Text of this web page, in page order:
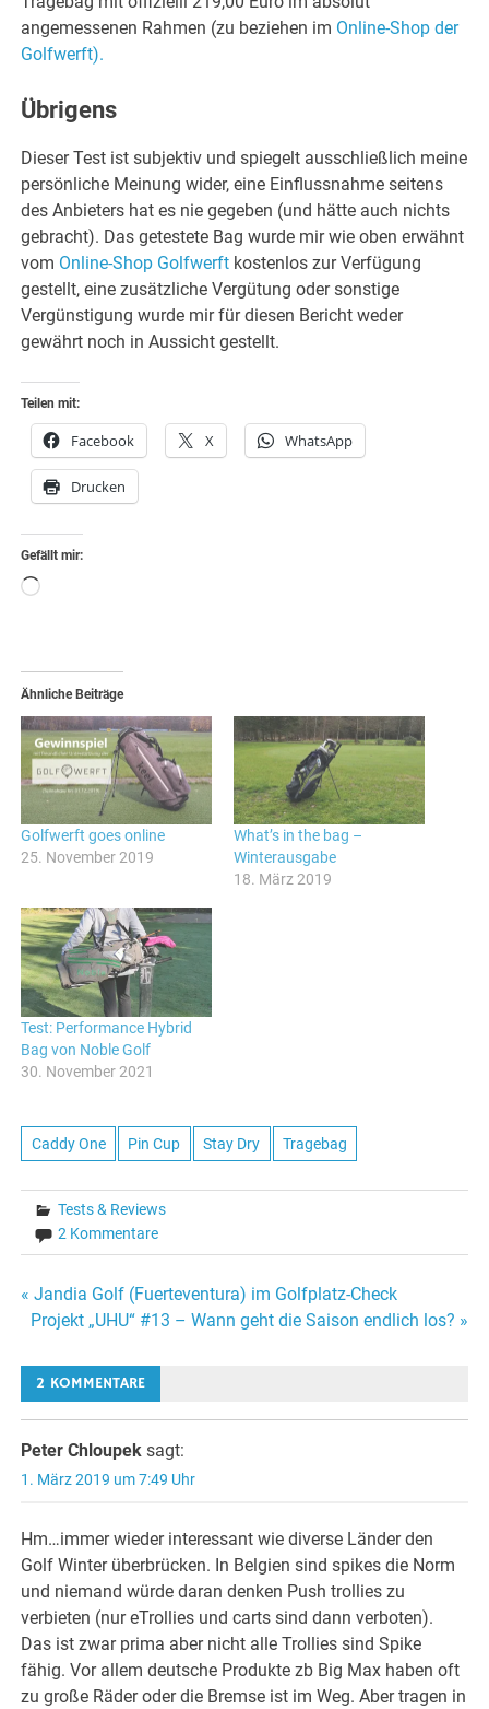
angemessenen Rahmen (zu beziehen im Online-Shop der
Golfwerft).
Übrigens
Dieser Test ist subjektiv und spiegelt ausschließlich meine
persönliche Meinung wider, eine Einflussnahme seitens
des Anbieters hat es nie gegeben (und hätte auch nichts
gebracht). Das getestete Bag wurde mir wie oben erwähnt
vom Online-Shop Golfwerft kostenlos zur Verfügung
gestellt, eine zusätzliche Vergütung oder sonstige
Vergünstigung wurde mir für diesen Bericht weder
gewährt noch in Aussicht gestellt.
Teilen mit:
Facebook X WhatsApp
Drucken
Gefällt mir:
Wird
Ähnliche Beiträge
Golfwerft goes online
25. November 2019
What’s in the bag –
Winterausgabe
18. März 2019
Test: Performance Hybrid
Bag von Noble Golf
30. November 2021
Caddy One Pin Cup Stay Dry Tragebag
Tests & Reviews
2 Kommentare
Beitragsnavigation
« Jandia Golf (Fuerteventura) im Golfplatz-Check
Projekt „UHU“ #13 – Wann geht die Saison endlich los? »
2 KOMMENTARE
Peter Chloupek sagt:
1. März 2019 um 7:49 Uhr
Hm…immer wieder interessant wie diverse Länder den
Golf Winter überbrücken. In Belgien sind spikes die Norm
und niemand würde daran denken Push trollies zu
verbieten (nur eTrollies und carts sind dann verboten).
Das ist zwar prima aber nicht alle Trollies sind Spike
fähig. Vor allem deutsche Produkte zb Big Max haben oft
zu große Räder oder die Bremse ist im Weg. Aber tragen in